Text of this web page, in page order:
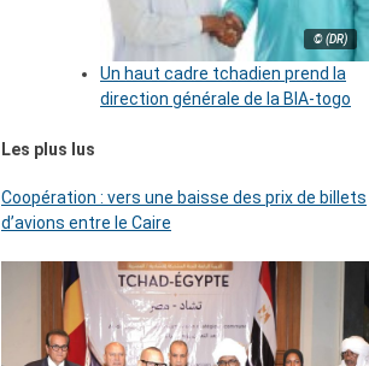
© (DR)
Un haut cadre tchadien prend la
direction générale de la BIA-togo
Les plus lus
Coopération : vers une baisse des prix de billets
d’avions entre le Caire